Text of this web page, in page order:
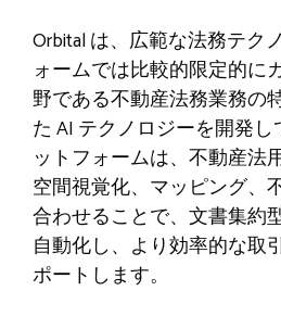
Orbital は、広範な法務テク
ォームでは比較的限定的に
野である不動産法務業務の
た AI テクノロジーを開発
ットフォームは、不動産法
空間視覚化、マッピング、
合わせることで、文書集約
自動化し、より効率的な取
ポートします。